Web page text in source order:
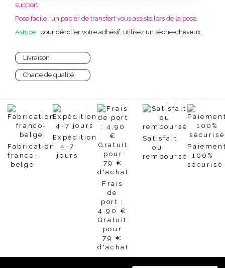
support.
Pose facile : un papier de transfert vous assiste lors de la pose.
Astuce : pour décoller votre adhésif, utilisez un sèche-cheveux.
Livraison
Charte de qualité
Fabrication
franco-
belge
Expédition
4-7
jours
Frais
de
port :
4,90 €
Gratuit
pour
79 €
d'achat
Satisfait
ou
remboursé
100%
sécurisé